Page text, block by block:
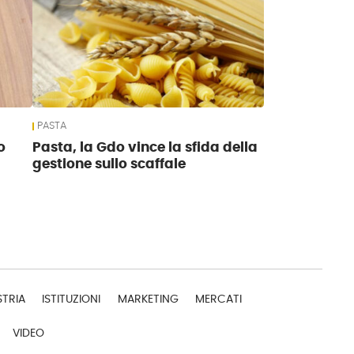
PASTA
Pasta, la Gdo vince la sfida della
gestione sullo scaffale
ISTITUZIONI MARKETING MERCATI
VIDEO